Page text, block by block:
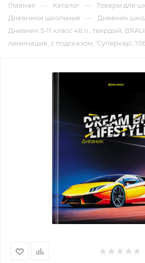
Главная — Каталог — Товары для
Дневники школьные — Дневник
Дневник 5-11 класс 48 л., твердый,
ламинация, с подсказом, 'Суперкар',